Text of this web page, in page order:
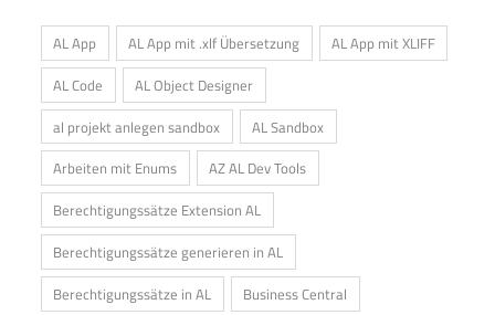
AL App AL App mit .xlf Übersetzung
AL App mit XLIFF
AL Code
AL Object Designer
al projekt anlegen sandbox
AL Sandbox
Arbeiten mit Enums
AZ AL Dev Tools
Berechtigungssätze Extension AL
Berechtigungssätze generieren in AL
Berechtigungssätze in AL
Business Central